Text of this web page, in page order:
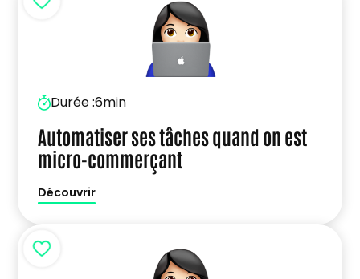
Durée :6min
Automatiser ses tâches quand on est
micro-commerçant
Découvrir